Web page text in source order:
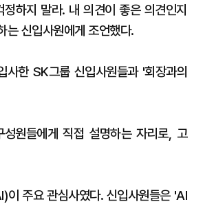
하지 말라. 내 의견이 좋은 의견인지
는 신입사원에게 조언했다.
한 SK그룹 신입사원들과 '회장과의
원들에게 직접 설명하는 자리로, 고
이 주요 관심사였다. 신입사원들은 'AI